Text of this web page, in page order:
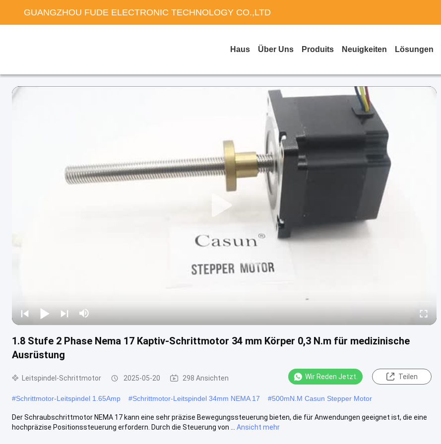
GUANGZHOU FUDE ELECTRONIC TECHNOLOGY CO.,LTD
Haus Über Uns Produits Neuigkeiten Lösungen
1.8 Stufe 2 Phase Nema 17 Kaptiv-Schrittmotor 34 mm Körper 0,3 N.m für medizinische
Ausrüstung
Leitspindel-Schrittmotor 2025-05-20 298 Ansichten Wir Reden Jetzt. Teilen
#Schrittmotor-Leitspindel 1.65Amp #Schrittmotor-Leitspindel 34mm NEMA 17 #500mN.M Casun Stepper Motor
Der Schraubschrittmotor NEMA 17 kann eine sehr präzise Bewegungssteuerung bieten, die für Anwendungen geeignet ist, die eine
hochpräzise Positionssteuerung erfordern. Durch die Steuerung von ...
Ansicht mehr